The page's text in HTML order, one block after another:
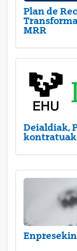
Plan de
MRR
Deialdiak,
kontratuak